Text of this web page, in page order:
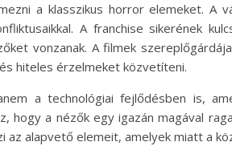
a klasszikus horror elemeket. A
A franchise sikerének
vonzanak. A filmek
hiteles érzelmeket közvetíteni.
a technológiai fejlődésben is,
hogy a nézők egy igazán magával
alapvető elemeit, amelyek miatt a